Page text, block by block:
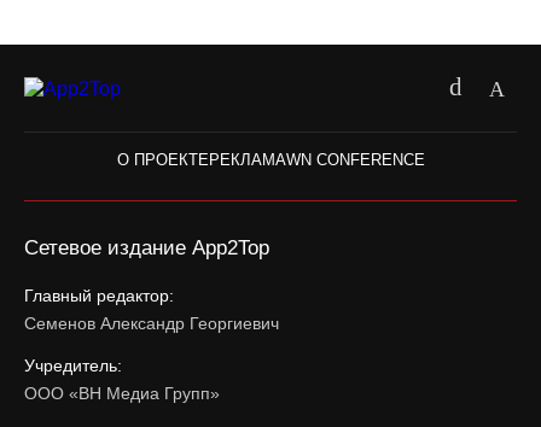
О ПРОЕКТЕ РЕКЛАМАWN CONFERENCE
Сетевое издание App2Top
Главный редактор:
Семенов Александр Георгиевич
Учредитель:
ООО «ВН Медиа Групп»